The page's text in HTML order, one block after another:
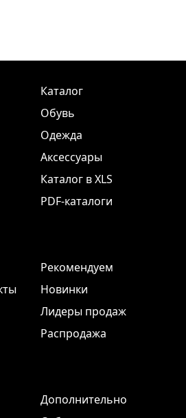
Каталог
Обувь
Одежда
Аксессуары
Каталог в XLS
PDF-каталоги
Рекомендуем
Новинки
Лидеры продаж
Распродажа
Дополнительно